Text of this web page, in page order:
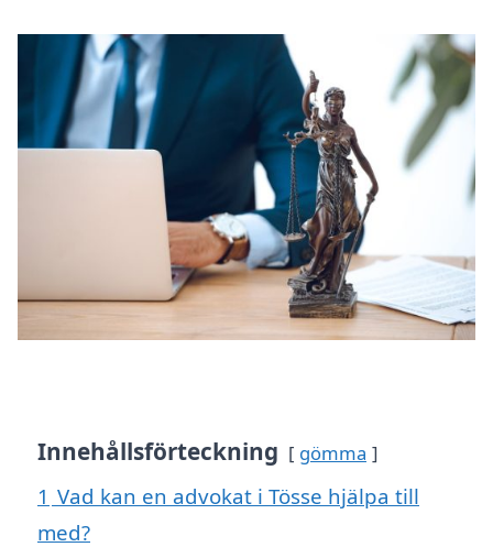
Innehållsförteckning gömma
1 Vad kan en advokat i Tösse hjälpa till
med?